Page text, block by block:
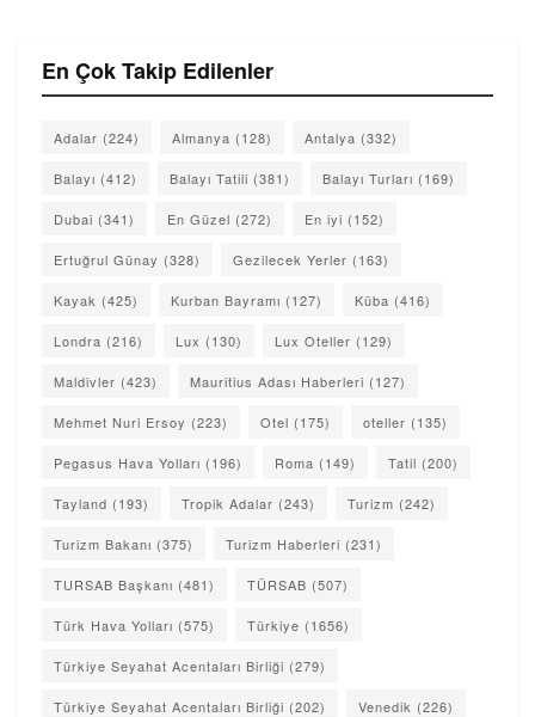
En Çok Takip Edilenler
Adalar (224) Almanya (128) Antalya (332)
Balayı (412) Balayı Tatili (381) Balayı Turları (169)
Dubai (341) En Güzel (272) En iyi (152)
Ertuğrul Günay (328) Gezilecek Yerler (163)
Kayak (425) Kurban Bayramı (127) Küba (416)
Londra (216) Lux (130) Lux Oteller (129)
Maldivler (423) Mauritius Adası Haberleri (127)
Mehmet Nuri Ersoy (223) Otel (175) oteller (135)
Pegasus Hava Yolları (196) Roma (149) Tatil (200)
Tayland (193) Tropik Adalar (243) Turizm (242)
Turizm Bakanı (375) Turizm Haberleri (231)
TURSAB Başkanı (481) TÜRSAB (507)
Türk Hava Yolları (575) Türkiye (1656)
Türkiye Seyahat Acentaları Birliği (279)
Türkiye Seyahat Acentaları Birliği (202) Venedik (226)